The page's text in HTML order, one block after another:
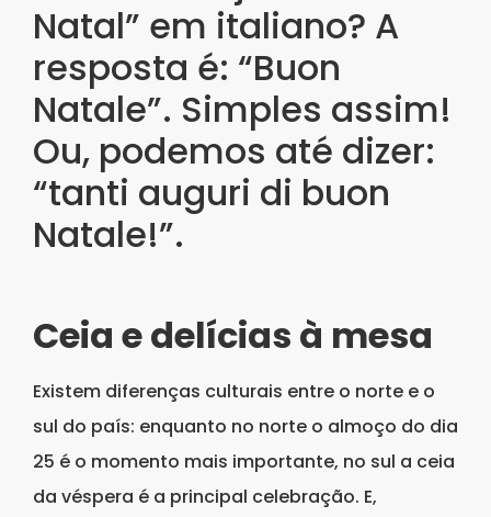
Natal” em italiano? A
resposta é: “Buon
Natale”. Simples assim!
Ou, podemos até dizer:
“tanti auguri di buon
Natale!”.
Ceia e delícias à mesa
Existem diferenças culturais entre o norte e o
sul do país: enquanto no norte o almoço do dia
25 é o momento mais importante, no sul a ceia
da véspera é a principal celebração. E,